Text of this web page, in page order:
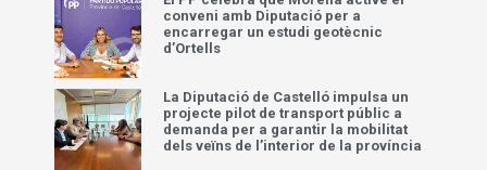
conveni amb Diputació per a
encarregar un estudi geotècnic
d’Ortells
La Diputació de Castelló impulsa un
projecte pilot de transport públic a
demanda per a garantir la mobilitat
dels veïns de l’interior de la província